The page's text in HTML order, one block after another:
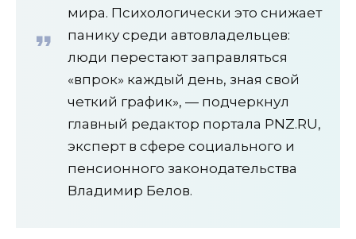
мира. Психологически это снижает
панику среди автовладельцев:
люди перестают заправляться
«впрок» каждый день, зная свой
четкий график», — подчеркнул
главный редактор портала PNZ.RU,
эксперт в сфере социального и
пенсионного законодательства
Владимир Белов.